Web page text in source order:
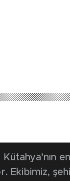
Ekibimiz,